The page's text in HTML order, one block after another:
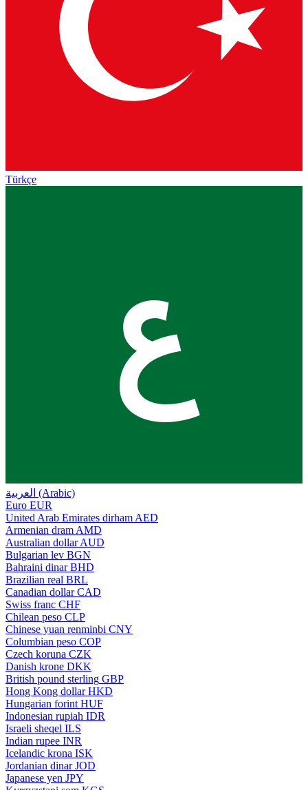
Türkçe
ع
العربية (Arabic)
Euro EUR
United Arab Emirates dirham AED
Armenian dram AMD
Australian dollar AUD
Bulgarian lev BGN
Bahraini dinar BHD
Brazilian real BRL
Canadian dollar CAD
Swiss franc CHF
Chilean peso CLP
Chinese yuan renminbi CNY
Columbian peso COP
Czech koruna CZK
Danish krone DKK
British pound sterling GBP
Hong Kong dollar HKD
Hungarian forint HUF
Indonesian rupiah IDR
Israeli sheqel ILS
Indian rupee INR
Icelandic krona ISK
Jordanian dinar JOD
Japanese yen JPY